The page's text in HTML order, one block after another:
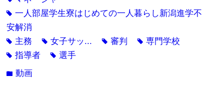
tag一人部屋学生寮はじめての一人暮らし新潟進学不
安解消
tag 主務 tag女子サッ... tag審判 tag専門学校
tag指導者 tag選手
folder動画